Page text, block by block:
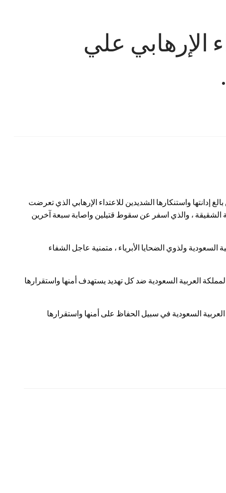
الإرهابي علي
إدانتها واستنكارها الشديدين للاعتداء الإرهابي الذي تعرضت
الشقيقة ، والذي اسفر عن سقوط قتيلين واصابة سبعة آخرين
السعودية ولذوي الضحايا الأبرياء ، متمنية عاجل الشفاء
العربية السعودية ضد كل تهديد يستهدف أمنها واستقرارها
العربية السعودية في سبيل الحفاظ على أمنها واستقرارها